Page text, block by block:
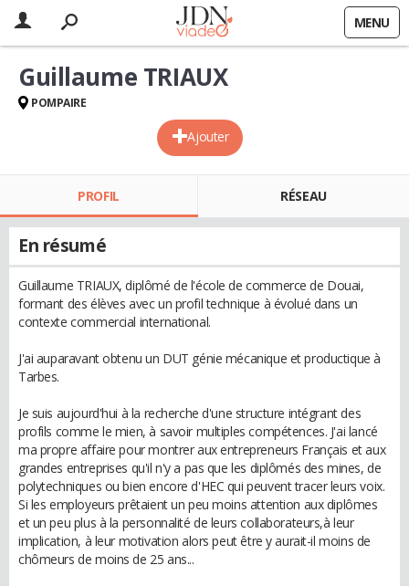
MENU
Ajouter
Guillaume TRIAUX
POMPAIRE
PROFIL RÉSEAU
En résumé
Guillaume TRIAUX, diplômé de l'école de commerce de Douai,
formant des élèves avec un profil technique à évolué dans un
contexte commercial international.
J'ai auparavant obtenu un DUT génie mécanique et productique à
Tarbes.
Je suis aujourd'hui à la recherche d'une structure intégrant des
profils comme le mien, à savoir multiples compétences. J'ai lancé
ma propre affaire pour montrer aux entrepreneurs Français et aux
grandes entreprises qu'il n'y a pas que les diplômés des mines, de
polytechniques ou bien encore d'HEC qui peuvent tracer leurs voix.
Si les employeurs prêtaient un peu moins attention aux diplômes
et un peu plus à la personnalité de leurs collaborateurs,à leur
implication, à leur motivation alors peut être y aurait-il moins de
chômeurs de moins de 25 ans...